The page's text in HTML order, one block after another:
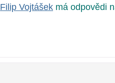
Filip Vojtášek má odpovědi